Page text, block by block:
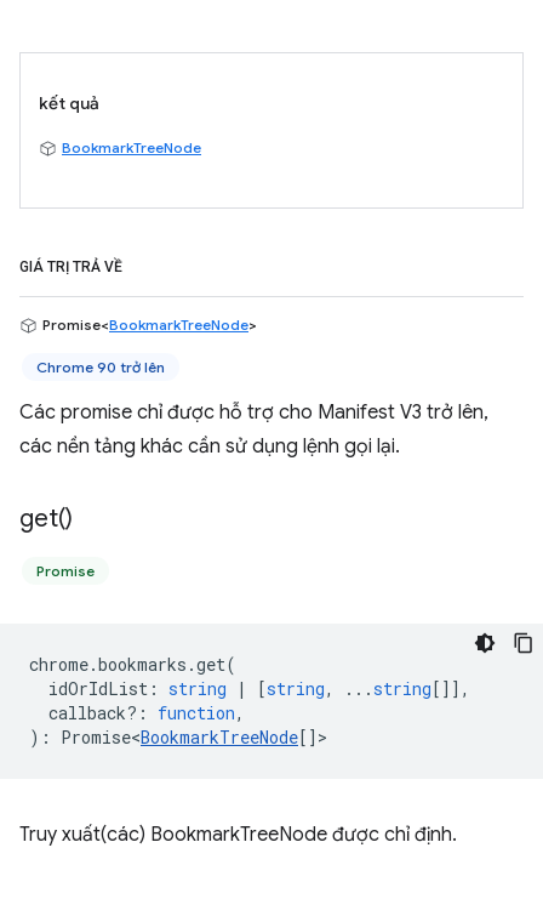
kết quả
BookmarkTreeNode
GIÁ TRỊ TRẢ VỀ
Promise<BookmarkTreeNode>
Chrome 90 trở lên
Các promise chỉ được hỗ trợ cho Manifest V3 trở lên,
các nền tảng khác cần sử dụng lệnh gọi lại.
get()
Promise
chrome.bookmarks .get(
idOrIdList : string | [string, ...string[]],
callback? : function,
) : Promise<BookmarkTreeNode[] >
Truy xuất(các) BookmarkTreeNode được chỉ định.